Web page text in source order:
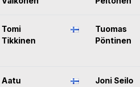
Tomi
Tikkinen
Tuomas
Pöntinen
Aatu
Joni Seilo